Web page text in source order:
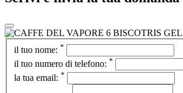
il tuo nome: *
il tuo numero di telefono: *
la tua email: *